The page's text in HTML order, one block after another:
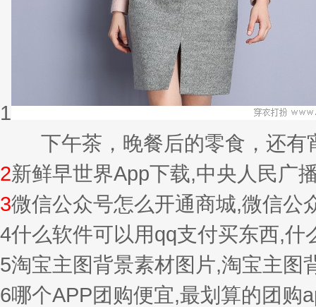
1
下午茶，晚餐后的零食，还有
2新鲜早世界App下载,中央人民广
3微信公众号怎么开通商城,微信公
4什么软件可以用qq支付买东西,什
5淘宝主图背景素材图片,淘宝主图
6哪个APP团购便宜,最划算的团购